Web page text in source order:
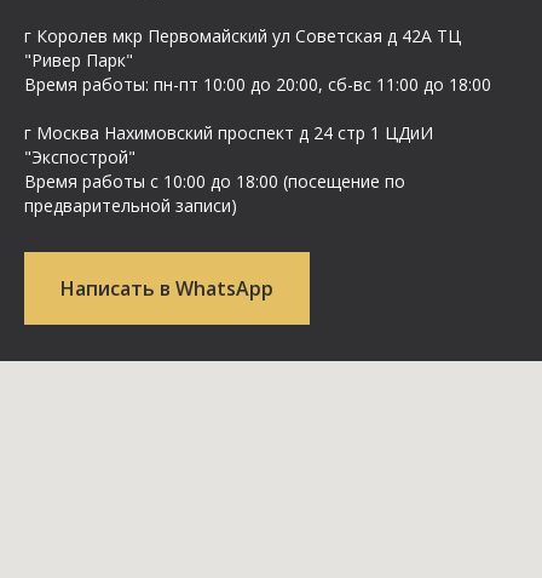
г Королев мкр Первомайский ул Cоветская д 42А ТЦ
"Ривер Парк"
Время работы: пн-пт 10:00 до 20:00, сб-вс 11:00 до 18:00
г Москва Нахимовский проспект д 24 стр 1 ЦДиИ
"Экспострой"
Время работы с 10:00 до 18:00 (посещение по
предварительной записи)
Написать в WhatsApp